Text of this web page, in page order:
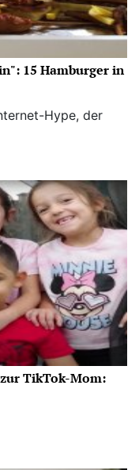
15 Hamburger in
Hype, der
TikTok-Mom: